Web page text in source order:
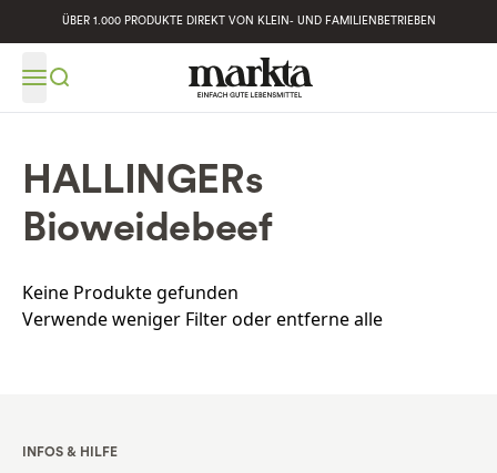
ÜBER 1.000 PRODUKTE DIREKT VON KLEIN- UND FAMILIENBETRIEBEN
HALLINGERs
Bioweidebeef
Keine Produkte gefunden
Verwende weniger Filter oderentferne alle
INFOS & HILFE